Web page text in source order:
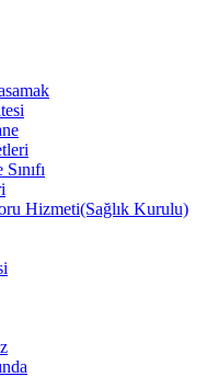
Hizmeti(Sağlık Kurulu)